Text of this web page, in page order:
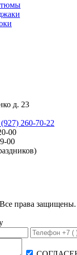
д. 23
260-70-22
00
00
права защищены.